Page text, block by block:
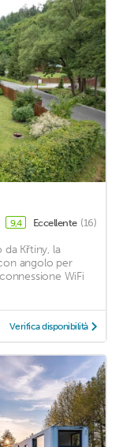
9,4 Eccellente (16)
Křtiny, la
angolo per
WiFi
Verifica disponibilità